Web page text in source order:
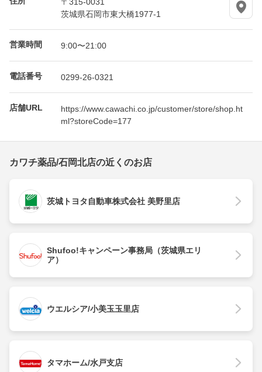
茨城県石岡市東大橋1977-1
営業時間 9:00〜21:00
電話番号 0299-26-0321
店舗URL
https://www.cawachi.co.jp/customer/store/shop.ht
ml?storeCode=177
カワチ薬品/石岡北店の近くのお店
茨城トヨタ自動車株式会社 美野里店
Shufoo!キャンペーン事務局（茨城県エリ
ア）
ウエルシア/小美玉玉里店
タマホーム/水戸支店